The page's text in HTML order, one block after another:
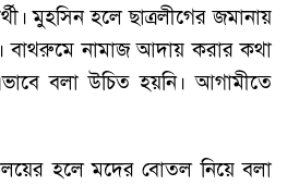
মুহসিন হলে ছাত্রলীগের জমানায়
বাথরুমে নামাজ আদায় করার কথা
বলা উচিত হয়নি। আগামীতে
হলে মদের বোতল নিয়ে বলা